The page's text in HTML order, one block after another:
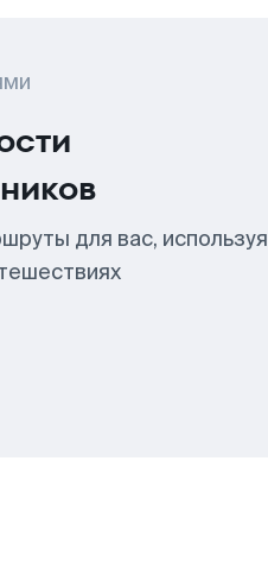
для вас, используя